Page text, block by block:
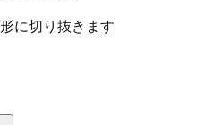
に切り抜きます